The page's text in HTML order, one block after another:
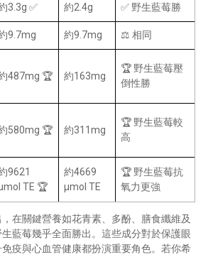
3.3g ✅ 約2.4g ✅ 野生藍莓勝
9.7mg 約9.7mg ⚖️ 相同
487mg 🏆 約163mg
🏆 野生藍莓壓
倒性勝
580mg 🏆 約311mg
🏆 野生藍莓較
高
9621
TE 🏆
約4669
μmol TE
🏆 野生藍莓抗
氧力更強
在關鍵營養如花青素、多酚、膳食纖維及
藍莓幾乎全面勝出。這些成分對於保護眼
疫與心血管健康都扮演重要角色。若你希